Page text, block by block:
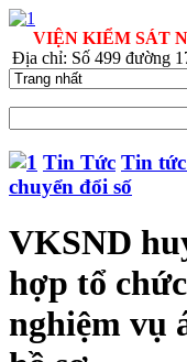
VIỆN KIỂM SÁT
Địa chỉ: Số 499 đường
Tin Tức Tin
chuyển đổi số
VKSND
hợp tổ
nghiệm vụ